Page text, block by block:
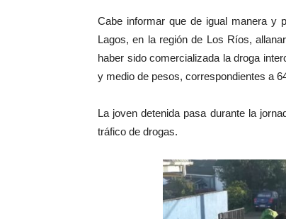
Cabe informar que de igual manera y
Lagos, en la región de Los Ríos,
haber sido comercializada la droga
y medio de pesos, correspondientes a
La joven detenida pasa durante la
tráfico de drogas.